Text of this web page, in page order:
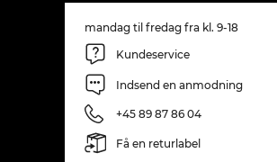
mandag til fredag fra kl. 9-18
Kundeservice
Indsend en anmodning
+45 89 87 86 04
Få en returlabel